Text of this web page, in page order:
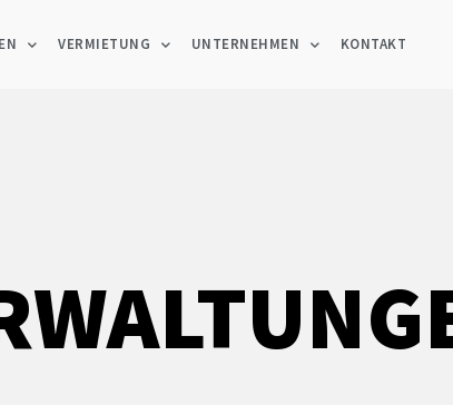
VERMIETUNG UNTERNEHMEN KONTAKT